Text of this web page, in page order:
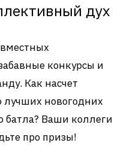
дух
конкурсы и
Как насчет
лучших новогодних
батла? Ваши коллеги
про призы!